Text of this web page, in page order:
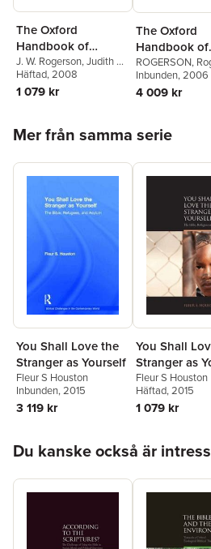
The Oxford
Handbook of
Biblical Studies
J. W. Rogerson,Judith M.
Lieu
Häftad, 2008
1 079 kr
The Oxford
Handbook of
Biblical
ROGERSON,
J. W. Rogerson,
Lieu
Inbunden, 2006
4 009 kr
Mer från samma serie
You Shall Love the
Stranger as Yourself
Fleur S Houston
Inbunden, 2015
3 119 kr
You Shall
Stranger as
Fleur S Houston
Häftad, 2015
1 079 kr
Du kanske också är